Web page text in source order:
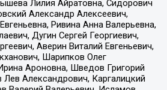
Лилия Айратовна, Сидорович
Александр Алексеевич,
Ривина Анна Валерьевна,
Дугин Сергей Георгиевич,
Аверин Виталий Евгеньевич,
Шарипков Олег
Ароновна, Шведов Григорий
Александрович, Каргалицкий